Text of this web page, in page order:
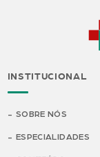
INSTITUCIONAL
SOBRE NÓS
ESPECIALIDADES